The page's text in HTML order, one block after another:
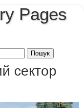
Pages
сектор